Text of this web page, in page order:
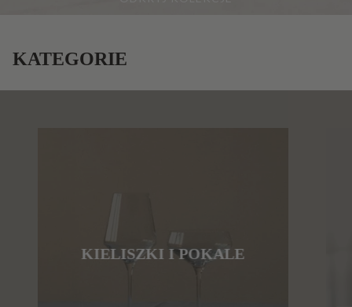
KATEGORIE
KIELISZKI I POKALE